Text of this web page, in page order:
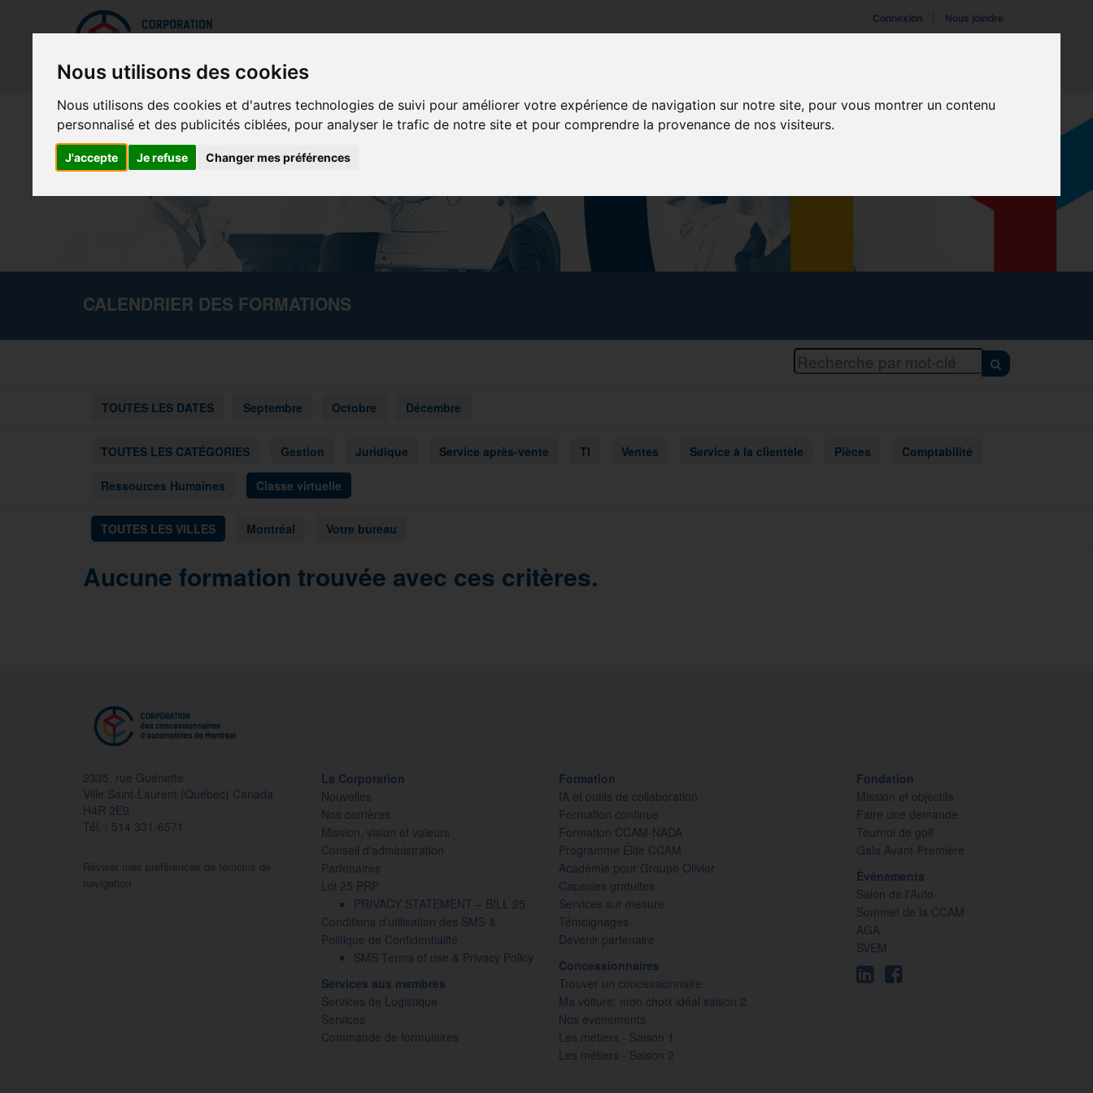
Nous utilisons des cookies
Nous utilisons des cookies et d'autres technologies de suivi pour améliorer votre expérience de navigation sur notre site, pour vous montrer un contenu
personnalisé et des publicités ciblées, pour analyser le trafic de notre site et pour comprendre la provenance de nos visiteurs.
J'accepte Je refuse Changer mes préférences
Mettreà jour vos préférences de témoins
Connexion Nous joindre
CALENDRIER DES FORMATIONS
TOUTES LES DATES Septembre Octobre Décembre
TOUTES LES CATÉGORIES Gestion Juridique Service après-vente TI Ventes Service à la clientèle Pièces Comptabilité
Ressources Humaines Classe virtuelle
TOUTES LES VILLES Montréal Votre bureau
Aucune formation trouvée avec ces critères.
2335, rue Guénette
Ville Saint-Laurent (Québec) Canada
H4R 2E9
Tél. : 514 331-6571
Réviser mes préférences de témoins de
navigation
La Corporation
Nouvelles
Nos carrières
Mission, vision et valeurs
Conseil d'administration
Partenaires
Loi 25 PRP
PRIVACY STATEMENT – BILL 25
Conditions d’utilisation des SMS &
Politique de Confidentialité
SMS Terms of use & Privacy Policy
Services aux membres
Services de Logistique
Services
Commande de formulaires
Formation
IA et outils de collaboration
Formation continue
Formation CCAM-NADA
Programme Élite CCAM
Académie pour Groupe Olivier
Capsules gratuites
Services sur mesure
Témoignages
Devenir partenaire
Concessionnaires
Trouver un concessionnaire
Ma voiture: mon choix idéal saison 2
Nos événements
Les métiers - Saison 1
Les métiers - Saison 2
Fondation
Mission et objectifs
Faire une demande
Tournoi de golf
Gala Avant-Première
Événements
Salon de l'Auto
Sommet de la CCAM
AGA
SVEM